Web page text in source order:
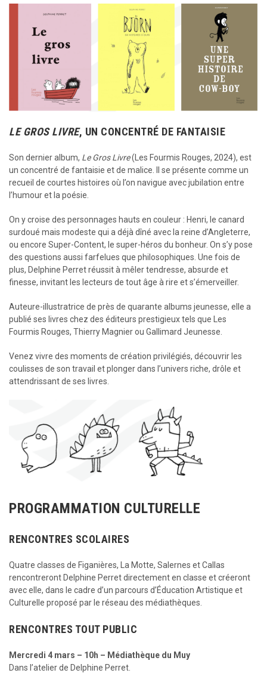
LE GROS LIVRE, UN CONCENTRÉ DE FANTAISIE
Son dernier album, Le Gros Livre(Les Fourmis Rouges, 2024), est
un concentré de fantaisie et de malice. Il se présente comme un
recueil de courtes histoires où l’on navigue avec jubilation entre
l’humour et la poésie.
On y croise des personnages hauts en couleur : Henri, le canard
surdoué mais modeste qui a déjà dîné avec la reine d’Angleterre,
ou encore Super-Content, le super-héros du bonheur. On s’y pose
des questions aussi farfelues que philosophiques. Une fois de
plus, Delphine Perret réussit à mêler tendresse, absurde et
finesse, invitant les lecteurs de tout âge à rire et s’émerveiller.
Auteure-illustratrice de près de quarante albums jeunesse, elle a
publié ses livres chez des éditeurs prestigieux tels que Les
Fourmis Rouges, Thierry Magnier ou Gallimard Jeunesse.
Venez vivre des moments de création privilégiés, découvrir les
coulisses de son travail et plonger dans l’univers riche, drôle et
attendrissant de ses livres.
PROGRAMMATION CULTURELLE
RENCONTRES SCOLAIRES
Quatre classes de Figanières, La Motte, Salernes et Callas
rencontreront Delphine Perret directement en classe et créeront
avec elle, dans le cadre d’un parcours d’Éducation Artistique et
Culturelle proposé par le réseau des médiathèques.
RENCONTRES TOUT PUBLIC
Mercredi 4 mars – 10h – Médiathèque du Muy
Dans l’atelier de Delphine Perret.